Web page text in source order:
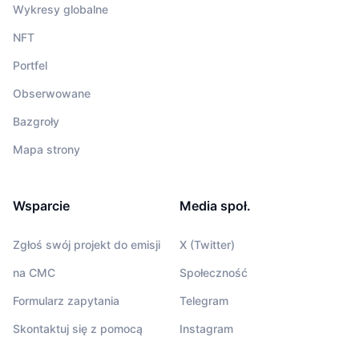
Wykresy globalne
NFT
Portfel
Obserwowane
Bazgroły
Mapa strony
Wsparcie
Zgłoś swój projekt do emisji
na CMC
Formularz zapytania
Skontaktuj się z pomocą
Media społ.
X (Twitter)
Społeczność
Telegram
Instagram